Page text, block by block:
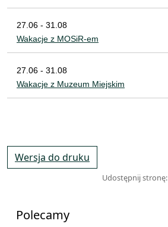
27.06 - 31.08
Wakacje z MOSiR-em
27.06 - 31.08
Wakacje z Muzeum Miejskim
Wersja do druku
Udostępnij stronę:
Polecamy